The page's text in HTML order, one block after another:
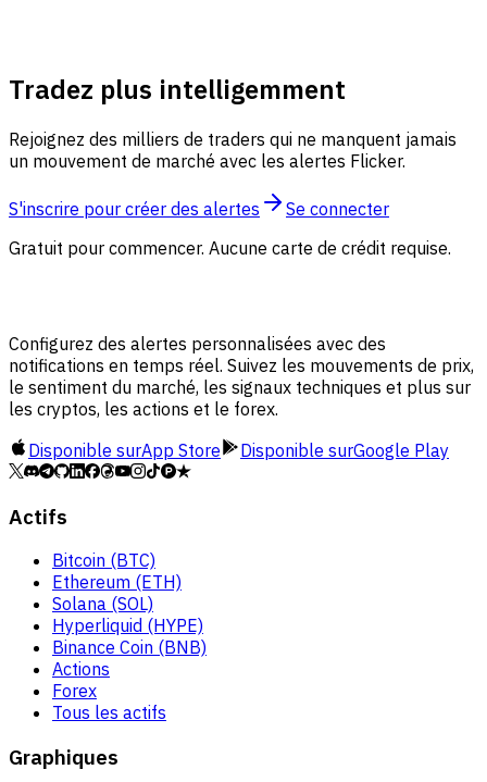
Tradez plus intelligemment
Rejoignez des milliers de traders qui ne manquent jamais
un mouvement de marché avec les alertes Flicker.
S'inscrire pour créer des alertes
Se connecter
Gratuit pour commencer. Aucune carte de crédit requise.
Configurez des alertes personnalisées avec des
notifications en temps réel. Suivez les mouvements de prix,
le sentiment du marché, les signaux techniques et plus sur
les cryptos, les actions et le forex.
Disponible surApp Store Disponible surGoogle Play
Actifs
Bitcoin (BTC)
Ethereum (ETH)
Solana (SOL)
Hyperliquid (HYPE)
Binance Coin (BNB)
Actions
Forex
Tous les actifs
Graphiques